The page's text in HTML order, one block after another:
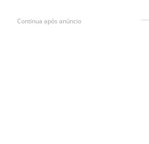
Continua após anúncio